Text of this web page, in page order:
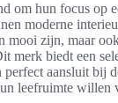
om hun focus op
moderne
mooi zijn, maar
merk biedt een
aansluit bij
leefruimte willen